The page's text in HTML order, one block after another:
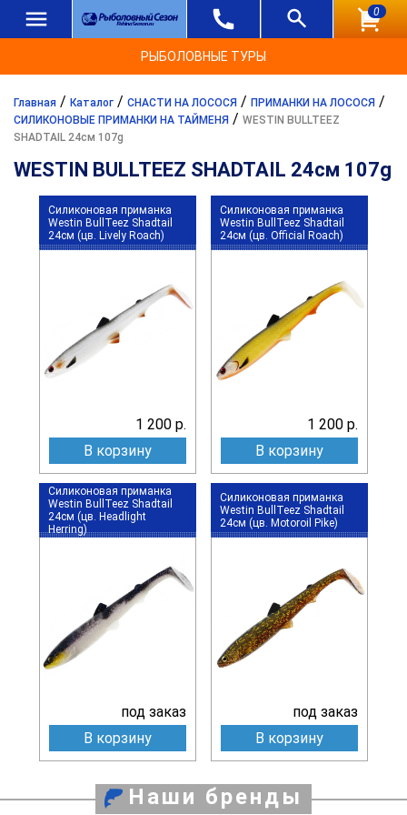
0
РЫБОЛОВНЫЕ ТУРЫ
Главная / Каталог / СНАСТИ НА ЛОСОСЯ / ПРИМАНКИ НА ЛОСОСЯ /
СИЛИКОНОВЫЕ ПРИМАНКИ НА ТАЙМЕНЯ / WESTIN BULLTEEZ
SHADTAIL 24см 107g
WESTIN BULLTEEZ SHADTAIL 24см 107g
Силиконовая приманка
Westin BullTeez Shadtail
24см (цв. Lively Roach)
1 200 р.
В корзину
Силиконовая приманка
Westin BullTeez Shadtail
24см (цв. Official Roach)
1 200 р.
В корзину
Силиконовая приманка
Westin BullTeez Shadtail
24см (цв. Headlight
Herring)
под заказ
В корзину
Силиконовая приманка
Westin BullTeez Shadtail
24см (цв. Motoroil Pike)
под заказ
В корзину
Наши бренды